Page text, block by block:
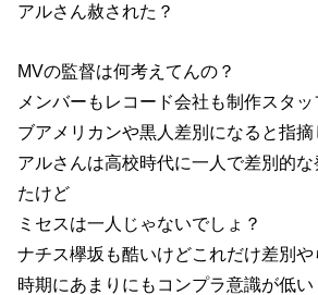
アルさん赦された？
MVの監督は何考えてんの？
メンバーもレコード会社も制作スタ
ブアメリカンや黒人差別になると指摘
アルさんは高校時代に一人で差別的
たけど
ミセスは一人じゃないでしょ？
ナチス欅坂も酷いけどこれだけ差別
時期にあまりにもコンプラ意識が低い